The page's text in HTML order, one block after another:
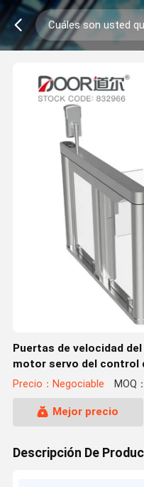
Puertas de velocidad
motor servo del control
Precio：Negociable MOQ
Mejor precio
Descripción De